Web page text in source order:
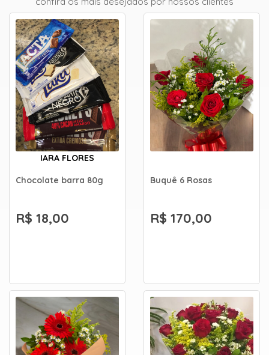
IARA FLORES
Chocolate barra 80g
R$ 18,00
Buquê 6 Rosas
R$ 170,00